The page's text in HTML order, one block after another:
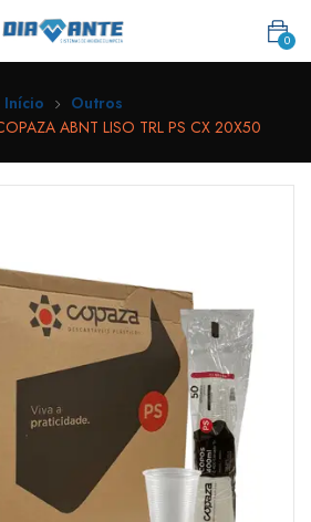
0
Início
Outros
ABNT LISO TRL PS CX 20X50